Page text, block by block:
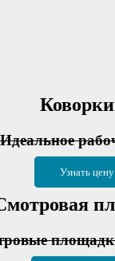
Идеальное
Узнать цену